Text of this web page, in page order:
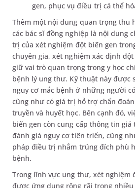
gen, phục vụ điều trị cá thể
Thêm một nội dung quan trọng thu
các bác sĩ đồng nghiệp là nội dung
trị của xét nghiệm đột biến gen
chuyên gia, xét nghiệm xác định
giữ vai trò quan trọng trong y học
bệnh lý ung thư. Kỹ thuật này được
nguy cơ mắc bệnh ở những người
cũng như có giá trị hỗ trợ chẩn
truyền và huyết học. Bên cạnh đó,
biến gen còn cung cấp thông tin
đánh giá nguy cơ tiến triển, cũng
pháp điều trị nhắm trúng đích phù
bệnh.
Trong lĩnh vực ung thư, xét nghiệm
được ứng dụng rộng rãi trong